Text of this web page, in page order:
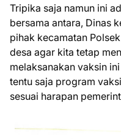
Tripika saja namun ini
bersama antara, Dinas
pihak kecamatan
desa agar kita tetap
melaksanakan vaksin
tentu saja program
sesuai harapan